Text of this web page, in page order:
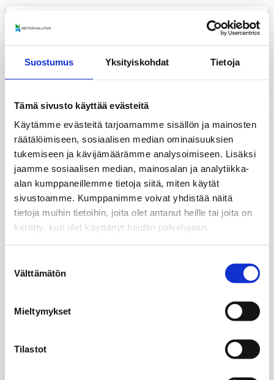
Suostumus Yksityiskohdat Tietoja
Tämä sivusto käyttää evästeitä
Käytämme evästeitä tarjoamamme sisällön ja mainosten
räätälöimiseen, sosiaalisen median ominaisuuksien
tukemiseen ja kävijämäärämme analysoimiseen. Lisäksi
jaamme sosiaalisen median, mainosalan ja analytiikka-
alan kumppaneillemme tietoja siitä, miten käytät
sivustoamme. Kumppanimme voivat yhdistää näitä
tietoja muihin tietoihin, joita olet antanut heille tai joita on
kerätty, kun olet käyttänyt heidän palvelujaan.
valinta
Välttämätön
Mieltymykset
Tilastot
+